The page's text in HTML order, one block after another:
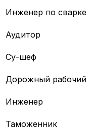
Инженер по сварке
Аудитор
Су-шеф
Дорожный рабочий
Инженер
Таможенник